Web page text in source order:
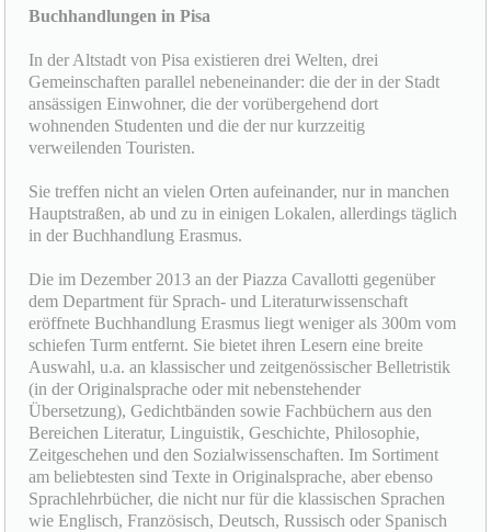
Buchhandlungen in Pisa
In der Altstadt von Pisa existieren drei Welten, drei
Gemeinschaften parallel nebeneinander: die der in der Stadt
ansässigen Einwohner, die der vorübergehend dort
wohnenden Studenten und die der nur kurzzeitig
verweilenden Touristen.
Sie treffen nicht an vielen Orten aufeinander, nur in manchen
Hauptstraßen, ab und zu in einigen Lokalen, allerdings täglich
in der Buchhandlung Erasmus.
Die im Dezember 2013 an der Piazza Cavallotti gegenüber
dem Department für Sprach- und Literaturwissenschaft
eröffnete Buchhandlung Erasmus liegt weniger als 300m vom
schiefen Turm entfernt. Sie bietet ihren Lesern eine breite
Auswahl, u.a. an klassischer und zeitgenössischer Belletristik
(in der Originalsprache oder mit nebenstehender
Übersetzung), Gedichtbänden sowie Fachbüchern aus den
Bereichen Literatur, Linguistik, Geschichte, Philosophie,
Zeitgeschehen und den Sozialwissenschaften. Im Sortiment
am beliebtesten sind Texte in Originalsprache, aber ebenso
Sprachlehrbücher, die nicht nur für die klassischen Sprachen
wie Englisch, Französisch, Deutsch, Russisch oder Spanisch